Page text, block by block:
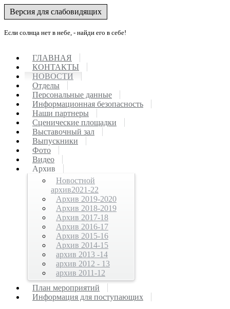
Версия для слабовидящих
Если солнца нет в небе, - найди его в себе!
ГЛАВНАЯ
КОНТАКТЫ
НОВОСТИ
Отделы
Персональные данные
Информационная безопасность
Наши партнеры
Сценические площадки
Выставочный зал
Выпускники
Фото
Видео
Архив
Новостной
архив2021-22
Архив 2019-2020
Архив 2018-2019
Архив 2017-18
Архив 2016-17
Архив 2015-16
Архив 2014-15
архив 2013 -14
архив 2012 - 13
архив 2011-12
План мероприятий
Информация для поступающих